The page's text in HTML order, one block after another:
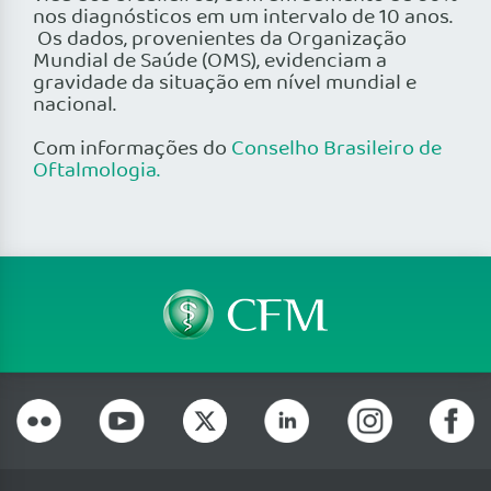
nos diagnósticos em um intervalo de 10 anos.
Os dados, provenientes da Organização
Mundial de Saúde (OMS), evidenciam a
gravidade da situação em nível mundial e
nacional.
Com informações do Conselho Brasileiro de
Oftalmologia.